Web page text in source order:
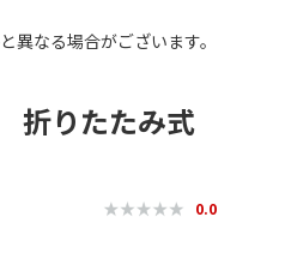
異なる場合がございます。
折りたたみ式
0.0